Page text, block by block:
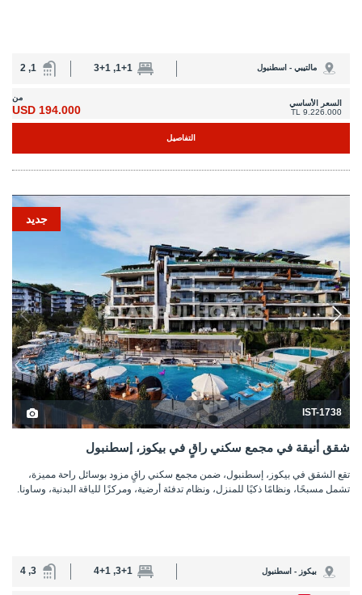
مالتيبي - اسطنبول 1+1, 3+1
1, 2
السعر الأساسي
9.226.000 TL
من
194.000 USD
التفاصيل
جديد
IST-1738
شقق أنيقة في مجمع سكني راقٍ في بيكوز، إسطنبول
تقع الشقق في بيكوز، إسطنبول، ضمن مجمع سكني راقٍ مزود بوسائل راحة مميزة،
تشمل مسبحًا، ونظامًا ذكيًا للمنزل، ونظام تدفئة أرضية، ومركزًا للياقة البدنية، وساونا.
بيكوز - اسطنبول 3+1, 4+1
3, 4